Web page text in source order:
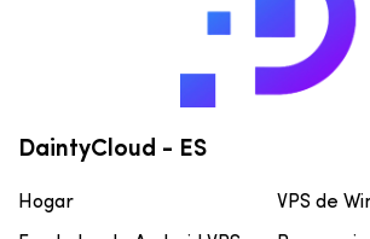
DaintyCloud - ES
Hogar VPS de